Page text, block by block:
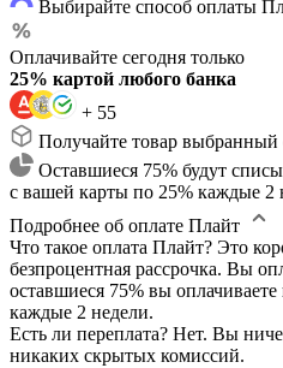
Выбирайте способ оплаты
Оплачивайте сегодня только
25% картой любого банка
+ 55
Получайте товар выбранный
Оставшиеся 75% будут
с вашей карты по 25% каждые 2
Подробнее об оплате Плайт
Что такое оплата Плайт? Это
безпроцентная рассрочка. Вы
оставшиеся 75% вы
каждые 2 недели.
Есть ли переплата? Нет. Вы
никаких скрытых комиссий.